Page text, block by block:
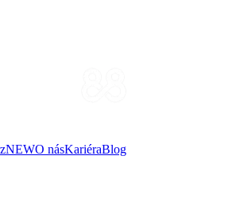
NEWO násKariéraBlog